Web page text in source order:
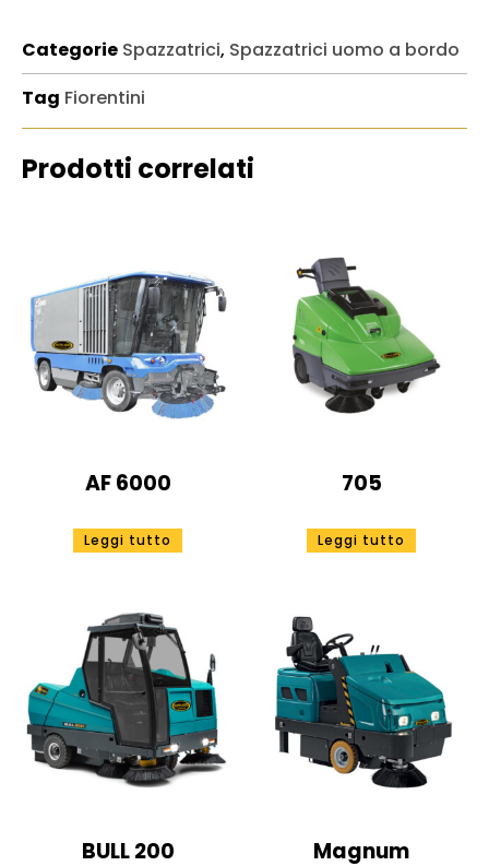
Categorie Spazzatrici, Spazzatrici uomo a bordo
Tag Fiorentini
Prodotti correlati
AF 6000
Leggi tutto
705
Leggi tutto
BULL 200 Magnum